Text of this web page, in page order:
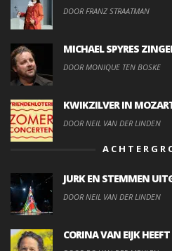
DOOR FRANZ STRAATMAN
MICHAEL SPYRES
DOOR MONIQUE TEN BOSKE
KWIKZILVER IN
DOOR NEIL VAN DER LINDEN
JURK EN STEMMEN
DOOR NEIL VAN DER LINDEN
CORINA VAN EIJK